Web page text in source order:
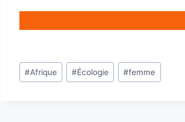
Étiquettes
de
#Afrique #Écologie #femme